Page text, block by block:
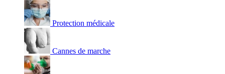
Protection médicale
Cannes de marche